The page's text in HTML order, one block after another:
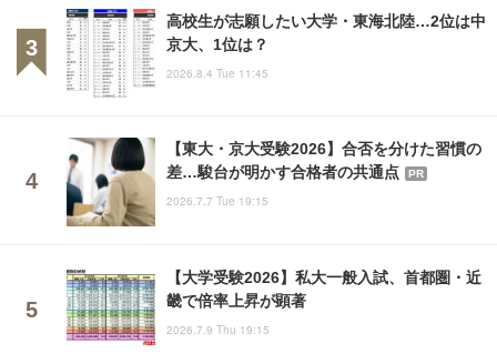
高校生が志願したい大学・東海北陸…2位は中
京大、1位は？
2026.8.4 Tue 11:45
【東大・京大受験2026】合否を分けた習慣の
差…駿台が明かす合格者の共通点
PR
2026.7.7 Tue 19:15
【大学受験2026】私大一般入試、首都圏・近
畿で倍率上昇が顕著
2026.7.9 Thu 19:15